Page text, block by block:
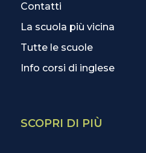
Contatti
La scuola più vicina
Tutte le scuole
Info corsi di inglese
SCOPRI DI PIÙ